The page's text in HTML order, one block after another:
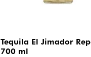
Tequila El Jimador
700 ml